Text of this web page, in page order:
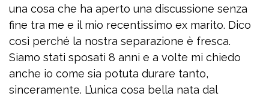
una cosa che ha aperto una discussione senza
fine tra me e il mio recentissimo ex marito. Dico
così perché la nostra separazione è fresca.
Siamo stati sposati 8 anni e a volte mi chiedo
anche io come sia potuta durare tanto,
sinceramente. L’unica cosa bella nata dal